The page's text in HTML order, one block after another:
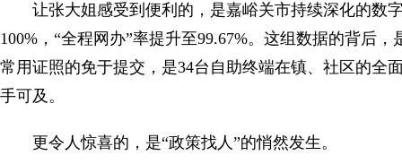
让张大姐感受到便利的，是嘉峪关市持续深化的数
100%，“全程网办”率提升至99.67%。这组数据的背后
常用证照的免于提交，是34台自助终端在镇、社区的全
手可及。
更令人惊喜的，是“政策找人”的悄然发生。